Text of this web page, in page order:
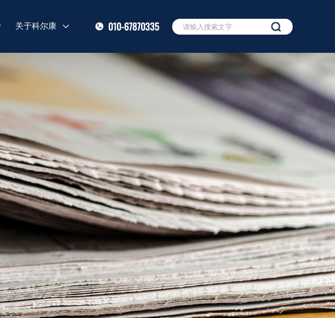
关于科尔康 010-67870335